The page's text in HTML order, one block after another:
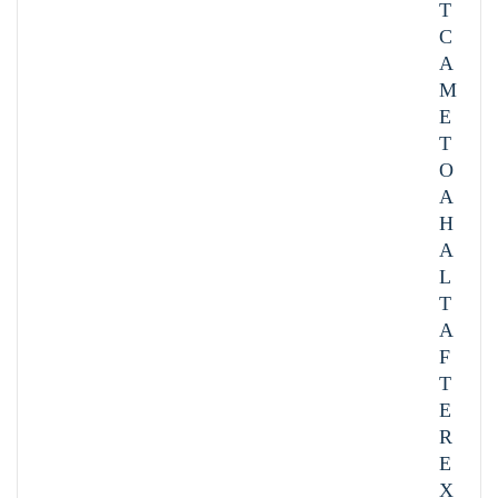
T
C
A
M
E
T
O
A
H
A
L
T
A
F
T
E
R
E
X